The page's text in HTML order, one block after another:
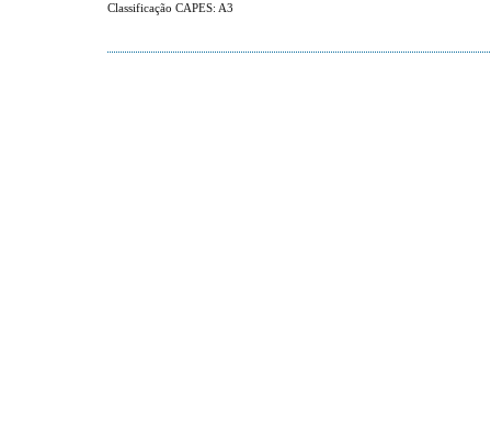
Classificação CAPES: A3